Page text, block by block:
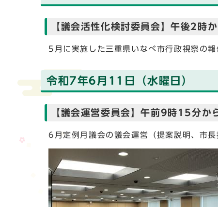
【議会活性化検討委員会】午後2時
5月に実施した三重県いなべ市行政視察の
令和7年6月11日（水曜日）
【議会運営委員会】午前9時15分か
6月定例月議会の議会運営（提案説明、市